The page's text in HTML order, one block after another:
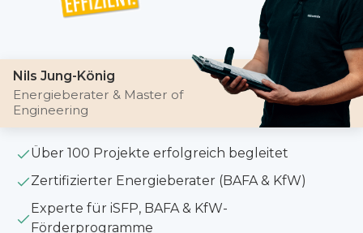
Nils Jung-König
Energieberater & Master of
Engineering
Über 100 Projekte erfolgreich begleitet
Zertifizierter Energieberater (BAFA & KfW)
Experte für iSFP, BAFA & KfW-
Förderprogramme